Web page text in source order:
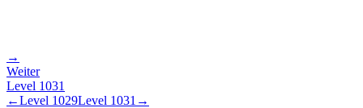
→
Weiter
Level 1031
←Level 1029Level 1031 →